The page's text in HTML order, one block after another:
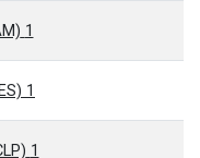
1 AED = 0.4848 (BAM)
1 AED = 35.1319 (KES)
1 AED = 253.0745 (CLP)